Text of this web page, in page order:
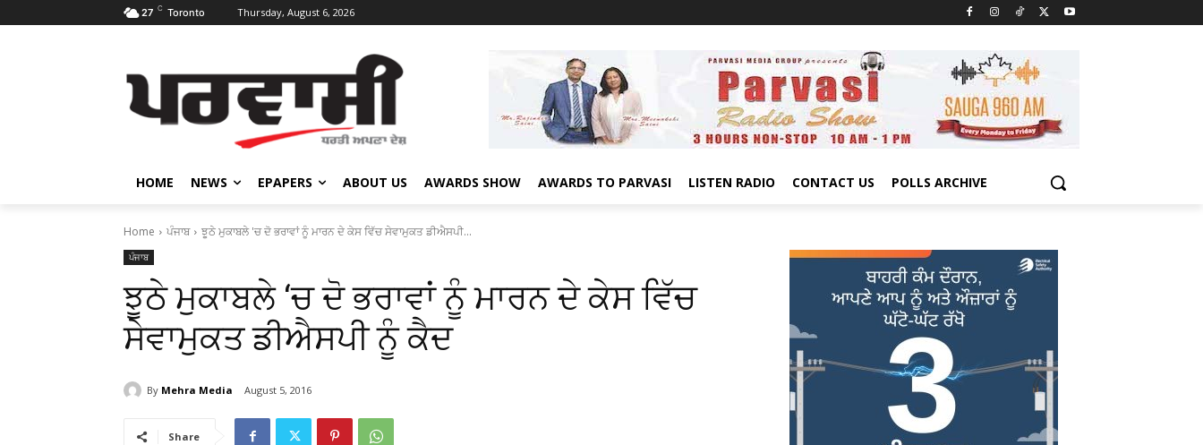
27 C Toronto Thursday, August 6, 2026
HOME NEWS EPAPERS ABOUT US AWARDS SHOW AWARDS TO PARVASI LISTEN RADIO CONTACT US POLLS ARCHIVE
Home ਪੰਜਾਬ ਝੂਠੇ ਮੁਕਾਬਲੇ 'ਚ ਦੋ ਭਰਾਵਾਂ ਨੂੰ ਮਾਰਨ ਦੇ ਕੇਸ ਵਿੱਚ ਸੇਵਾਮੁਕਤ ਡੀਐਸਪੀ...
ਪੰਜਾਬ
ਝੂਠੇ ਮੁਕਾਬਲੇ ‘ਚ ਦੋ ਭਰਾਵਾਂ ਨੂੰ ਮਾਰਨ ਦੇ ਕੇਸ ਵਿੱਚ
ਸੇਵਾਮੁਕਤ ਡੀਐਸਪੀ ਨੂੰ ਕੈਦ
By Mehra Media August 5, 2016
Share